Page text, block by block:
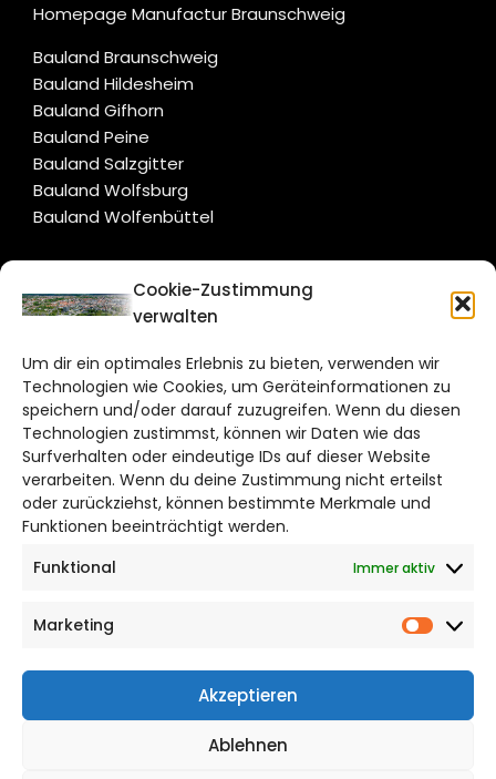
Cookie-Zustimmung
verwalten
Um dir ein optimales Erlebnis zu bieten, verwenden wir
Technologien wie Cookies, um Geräteinformationen zu
speichern und/oder darauf zuzugreifen. Wenn du diesen
Technologien zustimmst, können wir Daten wie das
Surfverhalten oder eindeutige IDs auf dieser Website
verarbeiten. Wenn du deine Zustimmung nicht erteilst
oder zurückziehst, können bestimmte Merkmale und
Funktionen beeinträchtigt werden.
Funktional
Immer aktiv
Marketing
Akzeptieren
Ablehnen
Homepage Manufactur Braunschweig
Bauland Braunschweig
Bauland Hildesheim
Bauland Gifhorn
Bauland Peine
Bauland Salzgitter
Bauland Wolfsburg
Bauland Wolfenbüttel
CITYLIFE!
Bruchtorwall 12
38100 Braunschweig
Telefon: 0531 387220 – 65
DAS STADTMAGAZIN FÜR
BRAUNSCHWEIG
Impressum
Cookie Richtlinie
CITYLIFE! BEI FACEBOOK